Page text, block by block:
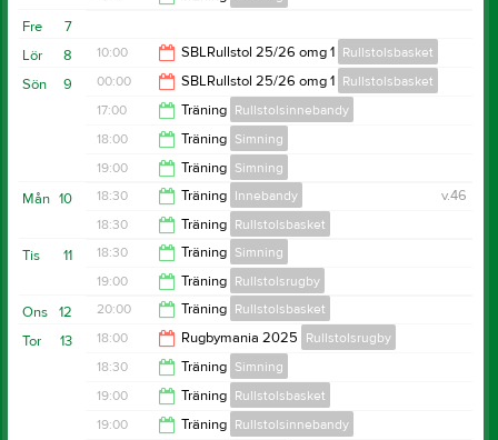
20:00
7
Fre
8
Lör 10:00 SBLRullstol 25/26 omg 1 Rullstolsbasket
00:00
9
Sön 00:00 SBLRullstol 25/26 omg 1 Rullstolsbasket
16:00
17:00 Träning Rullstolsinnebandy
19:00
18:00 Träning Simning
19:00
19:00 Träning Simning
20:00
10
Mån v.46
18:30 Träning Innebandy
19:30
18:30 Träning Rullstolsbasket
20:00
11
Tis 18:30 Träning Simning
20:00
19:00 Träning Rullstolsrugby
20:30
12
Ons 20:00 Träning Rullstolsbasket
21:30
13
Tor 18:00 Rugbymania 2025 Rullstolsrugby
00:00
18:30 Träning Simning
20:00
19:00 Träning Rullstolsbasket
19:00 Träning Rullstolsinnebandy